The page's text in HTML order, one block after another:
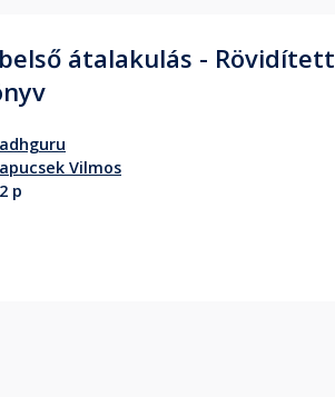
átalakulás - Rövidített
Vilmos
p